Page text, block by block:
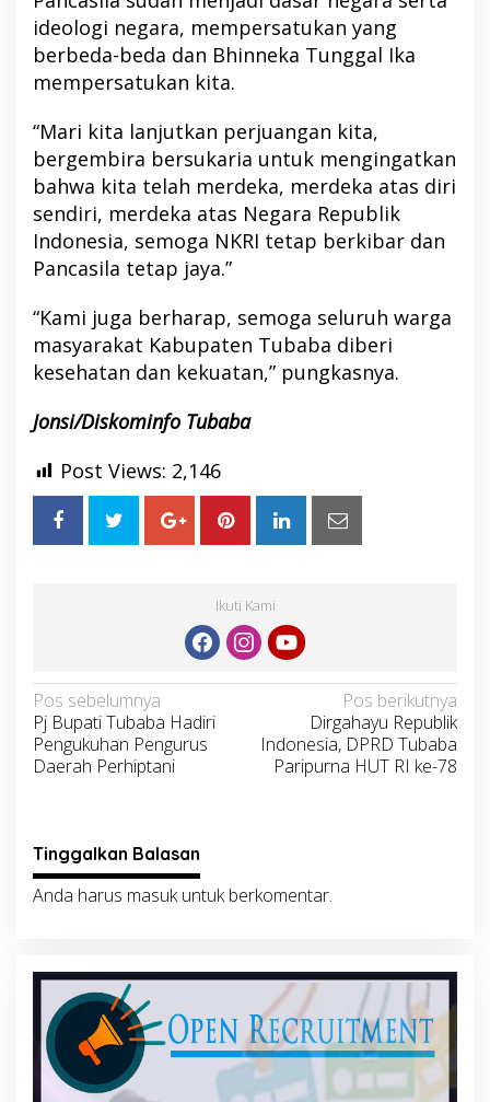
ideologi negara, mempersatukan yang
berbeda-beda dan Bhinneka Tunggal Ika
mempersatukan kita.
“Mari kita lanjutkan perjuangan kita,
bergembira bersukaria untuk mengingatkan
bahwa kita telah merdeka, merdeka atas diri
sendiri, merdeka atas Negara Republik
Indonesia, semoga NKRI tetap berkibar dan
Pancasila tetap jaya.”
“Kami juga berharap, semoga seluruh warga
masyarakat Kabupaten Tubaba diberi
kesehatan dan kekuatan,” pungkasnya.
Jonsi/Diskominfo Tubaba
Post Views: 2,146
Ikuti Kami
Navigasi
pos
Pos sebelumnya
Pj Bupati Tubaba Hadiri
Pengukuhan Pengurus
Daerah Perhiptani
Pos berikutnya
Dirgahayu Republik
Indonesia, DPRD Tubaba
Paripurna HUT RI ke-78
Tinggalkan Balasan
Anda harus masukuntuk berkomentar.